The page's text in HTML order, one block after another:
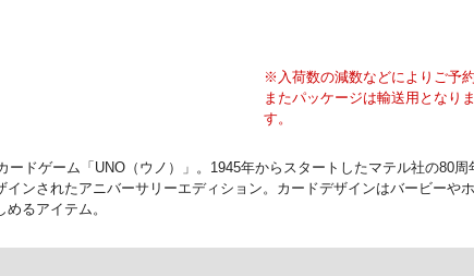
※入荷数の減数などによりご予
またパッケージは輸送用となり
す。
ドゲーム「UNO（ウノ）」。1945年からスタートしたマテル社の80
ンされたアニバーサリーエディション。カードデザインはバービーや
るアイテム。